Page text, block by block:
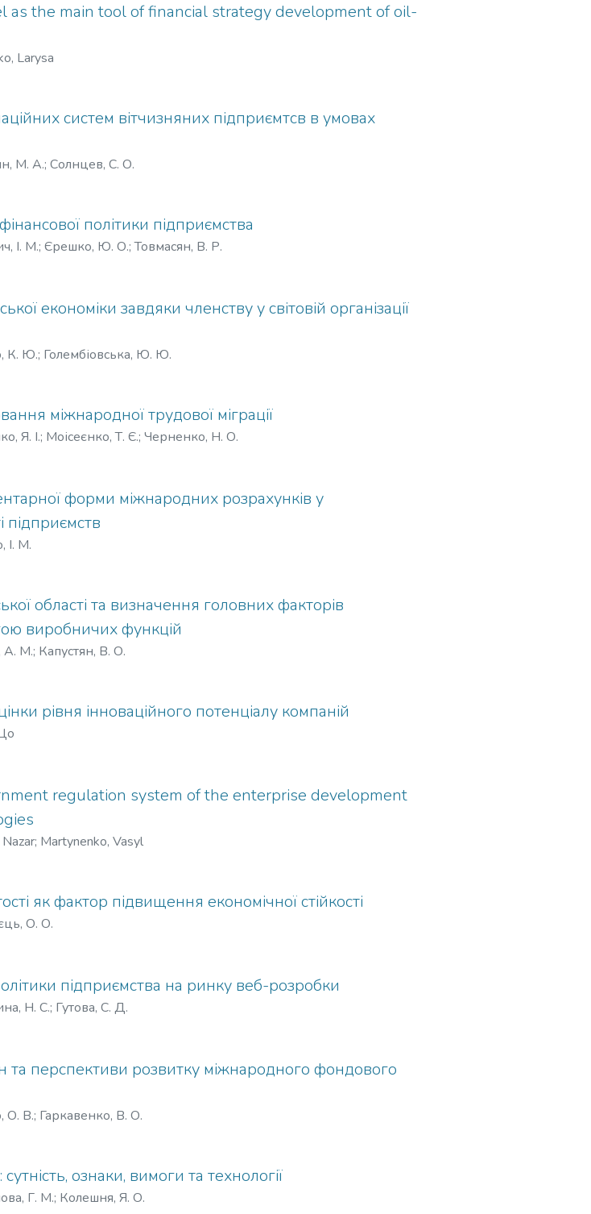
as the main tool of financial strategy development of oil-
Larysa
систем вітчизняних підприємтсв в умовах
М. А.; Солнцев, С. О.
політики підприємства
І. М.; Єрешко, Ю. О.;Товмасян, В. Р.
економіки завдяки членству у світовій організації
К. Ю.; Голембіовська, Ю. Ю.
міжнародної трудової міграції
Я. І.; Моісеєнко, Т. Є.; Черненко, Н. О.
форми міжнародних розрахунків у
підприємств
І. М.
області та визначення головних факторів
виробничих функцій
А. М.; Капустян, В. О.
рівня інноваційного потенціалу компаній
regulation system of the enterprise development
; Martynenko, Vasyl
як фактор підвищення економічної стійкості
О. О.
підприємства на ринку веб-розробки
Н. С.; Гутова, С. Д.
та перспективи розвитку міжнародного фондового
О. В.; Гаркавенко, В. О.
ознаки, вимоги та технології
Г. М.; Колешня, Я. О.